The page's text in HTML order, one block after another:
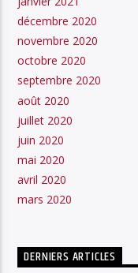
décembre 2020
novembre 2020
octobre 2020
septembre 2020
août 2020
juillet 2020
juin 2020
mai 2020
avril 2020
mars 2020
DERNIERS ARTICLES